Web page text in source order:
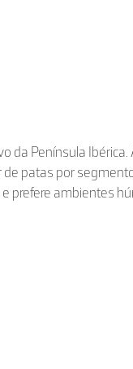
da Península Ibérica.
patas por
prefere ambientes